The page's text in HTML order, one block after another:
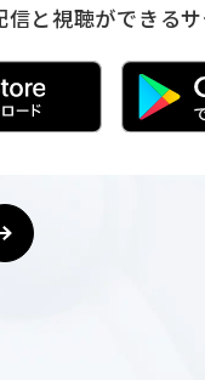
と視聴ができるサ